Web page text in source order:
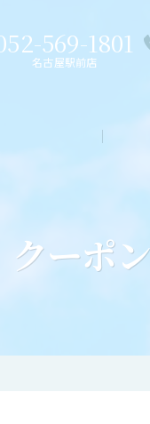
569-1801
名古屋駅前店
ーポン